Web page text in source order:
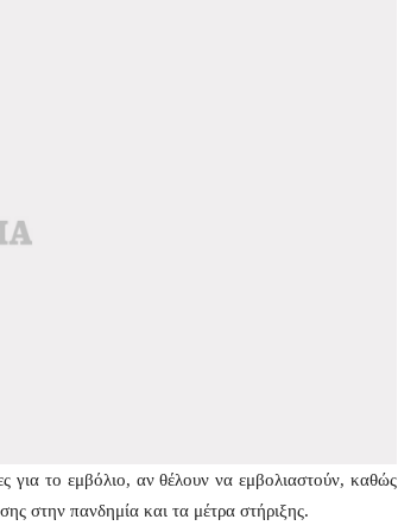
για το εμβόλιο, αν θέλουν να εμβολιαστούν, καθώς
στην πανδημία και τα μέτρα στήριξης.